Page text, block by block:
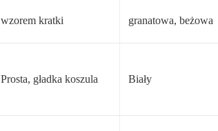
wzorem kratki granatowa, beżowa
Prosta, gładka koszula Biały